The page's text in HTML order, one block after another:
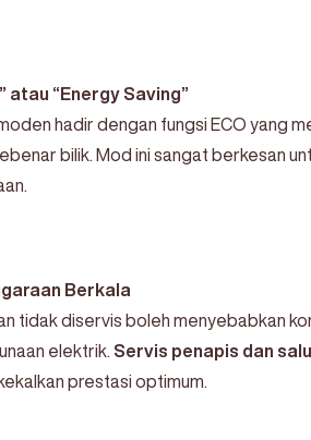
atau “Energy Saving”
hadir dengan fungsi ECO yang
bilik. Mod ini sangat berkesan
Berkala
tidak diservis boleh menyebabkan
elektrik. Servis penapis dan
prestasi optimum.